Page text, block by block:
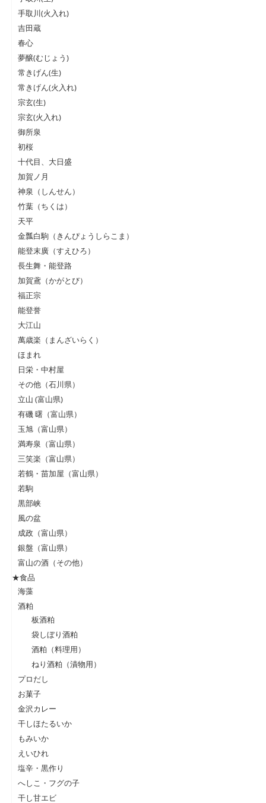
手取川(火入れ)
吉田蔵
春心
夢醸(むじょう)
常きげん(生)
常きげん(火入れ)
宗玄(生)
宗玄(火入れ)
御所泉
初桜
十代目、大日盛
加賀ノ月
神泉（しんせん）
竹葉（ちくは）
天平
金瓢白駒（きんぴょうしらこま）
能登末廣（すえひろ）
長生舞・能登路
加賀鳶（かがとび）
福正宗
能登誉
大江山
萬歳楽（まんざいらく）
ほまれ
日栄・中村屋
その他（石川県）
立山 (富山県)
有磯 曙（富山県）
玉旭（富山県）
満寿泉（富山県）
三笑楽（富山県）
若鶴・苗加屋（富山県）
若駒
黒部峡
風の盆
成政（富山県）
銀盤（富山県）
富山の酒（その他）
★食品
海藻
酒粕
板酒粕
袋しぼり酒粕
酒粕（料理用）
ねり酒粕（漬物用）
プロだし
お菓子
金沢カレー
干しほたるいか
もみいか
えいひれ
塩辛・黒作り
へしこ・フグの子
干し甘エビ